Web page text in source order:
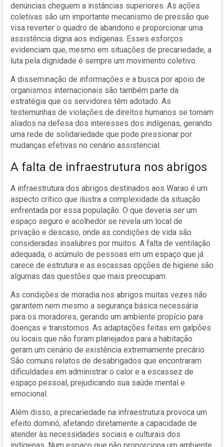
denúncias cheguem a instâncias superiores. As ações
coletivas são um importante mecanismo de pressão que
visa reverter o quadro de abandono e proporcionar uma
assistência digna aos indígenas. Esses esforços
evidenciam que, mesmo em situações de precariedade, a
luta pela dignidade é sempre um movimento coletivo.
A disseminação de informações e a busca por apoio de
organismos internacionais são também parte da
estratégia que os servidores têm adotado. As
testemunhas de violações de direitos humanos se tornam
aliados na defesa dos interesses dos indígenas, gerando
uma rede de solidariedade que pode pressionar por
mudanças efetivas no cenário assistencial.
A falta de infraestrutura nos abrigos
A infraestrutura dos abrigos destinados aos Warao é um
aspecto crítico que ilustra a complexidade da situação
enfrentada por essa população. O que deveria ser um
espaço seguro e acolhedor se revela um local de
privação e descaso, onde as condições de vida são
consideradas insalubres por muitos. A falta de ventilação
adequada, o acúmulo de pessoas em um espaço que já
carece de estrutura e as escassas opções de higiene são
algumas das questões que mais preocupam.
As condições de moradia nos abrigos muitas vezes não
garantem nem mesmo a segurança básica necessária
para os moradores, gerando um ambiente propício para
doenças e transtornos. As adaptações feitas em galpões
ou locais que não foram planejados para a habitação
geram um cenário de existência extremamente precário.
São comuns relatos de desabrigados que encontraram
dificuldades em administrar o calor e a escassez de
espaço pessoal, prejudicando sua saúde mental e
emocional.
Além disso, a precariedade na infraestrutura provoca um
efeito dominó, afetando diretamente a capacidade de
atender às necessidades sociais e culturais dos
indígenas. Num espaço que não proporciona um ambiente